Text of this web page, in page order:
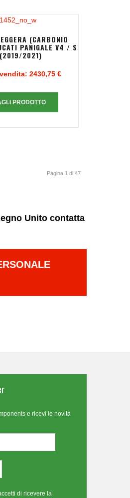
(CARBONIO
PANIGALE V4 / S
2021)
vendita:2430,75 €
PRODOTTO
Pagina 1 di 47
Unito contatta
e ricevi le novità
di ricevere la